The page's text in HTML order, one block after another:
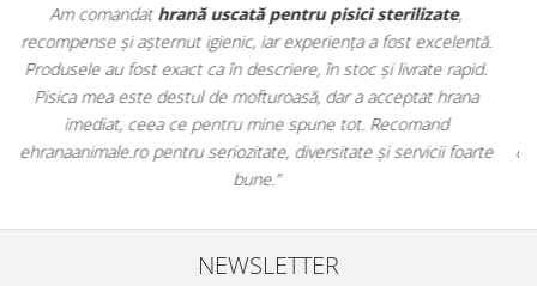
Apreciez foarte mult faptul că peehranaanimale.rogăsesc nu
doar hrană, ci și produse dinfarmacia veterinară:
antiparazitare, suplimente și soluții de îngrijire. Este foarte
comod să pot comanda tot ce am nevoie pentru animalul meu
dintr-un singur loc. Livrarea a fost rapidă, iar produsele au fost
originale și în termen. Magazin serios, bine organizat și foarte util
pentru orice stăpân de animale.
NEWSLETTER